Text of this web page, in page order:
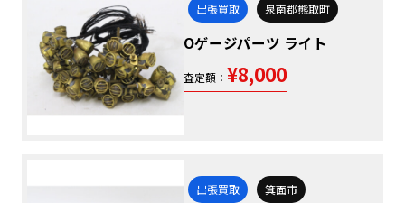
出張買取 泉南郡熊取町
Oゲージパーツ ライト
査定額： ¥8,000
出張買取 箕面市